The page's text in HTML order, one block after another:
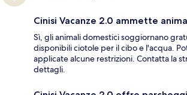
Cinisi Vacanze 2.0 ammette
Sì, gli animali domestici soggiornano
disponibili ciotole per il cibo e l'acqua.
applicate alcune restrizioni. Contatta la
dettagli.